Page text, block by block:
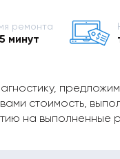
ремонта
минут
стоимость,
на выполненные